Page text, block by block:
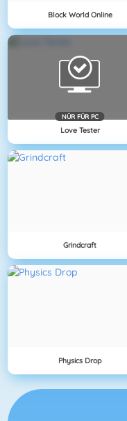
Block World Online
NÜR FÜR PC
Love Tester
Grindcraft
Physics Drop